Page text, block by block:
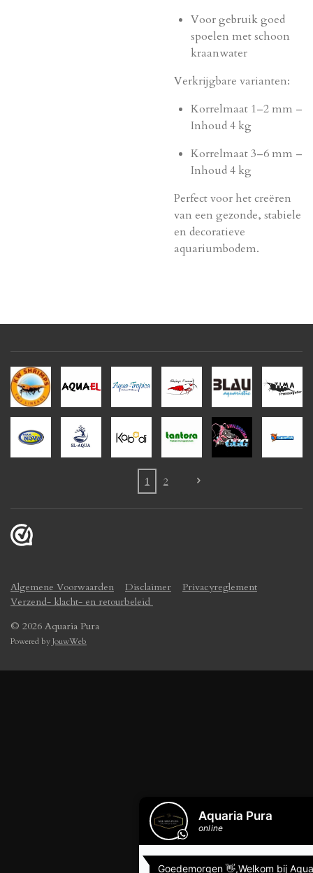
Voor gebruik goed
spoelen met schoon
kraanwater
Verkrijgbare varianten:
Korrelmaat 1–2 mm –
Inhoud 4 kg
Korrelmaat 3–6 mm –
Inhoud 4 kg
Perfect voor het creëren
van een gezonde, stabiele
en decoratieve
aquariumbodem.
1 2
Algemene Voorwaarden Disclaimer
Privacyreglement
Verzend- klacht- en retourbeleid
© 2026 Aquaria Pura
Powered byJouwWeb